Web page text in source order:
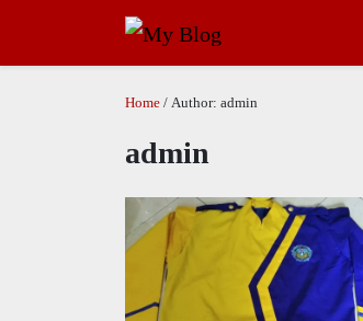
Home / Author: admin
admin